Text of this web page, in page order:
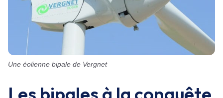
Une éolienne bipale de Vergnet